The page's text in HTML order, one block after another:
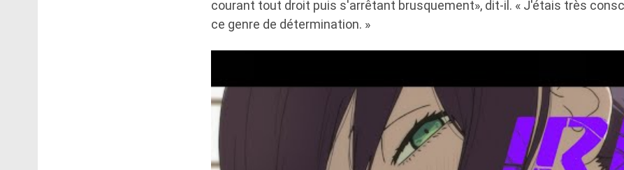
courant tout droit puis s'arrêtant brusquement», dit-il. « J'étais très
ce genre de détermination. »